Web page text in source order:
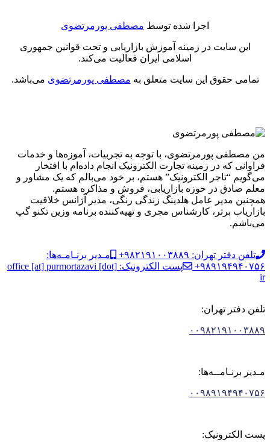
اجرا شده توسط مصطفی پورمرتضوی
این سایت در زمینه آموزش بازاریابی و تحت قوانین جمهوری
اسلامی ایران فعالیت می‌کند.
تمامی حقوق این سایت متعلق به مصطفی پورمرتضوی می‌باشد.
من مصطفی پورمرتضوی، با توجه به تجربیات، آموزه‌ها و خدمات
فراوانی که در زمینه تجارت الکترونیک انجام داده‌ام با افتخار
می‌گویم “تاجر الکترونیک” هستم، بر خود می‌بالم که یک مشاور و
معلم صادق در حوزه بازاریابی، فروش و مذاکره هستم.
همچنین مدیر عامل هلدینگ زندگی رنگی، مدیر آژانس خلاقیت
بازاریاب برتر، کارشناس مجری و تهیه‌کننده برنامه وزین تکنو گپ
می‌باشم.
تلفن دفتر تهران: ۹۸۲۱۹۱۰۰۳۸۸۹+
مـدیر برنـامـه‌ها:
۹۸۹۱۹۴۹۴۰۷۵۶+
پست الکترونیک: office [at] purmortazavi [dot]
ir
تلفن دفتر تهران:
۰۰۹۸۲۱۹۱۰۰۳۸۸۹
مـدیر برنـامــه‌ها:
۰۰۹۸۹۱۹۴۹۴۰۷۵۶
پست الکترونیک: